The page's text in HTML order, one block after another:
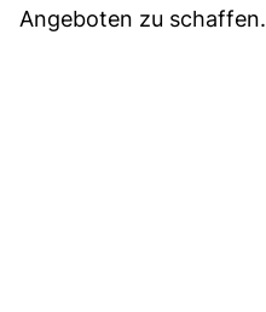
Angeboten zu schaffen.